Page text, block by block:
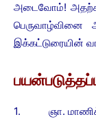
அடைவோம்!
இக்கட்டுரையின்
1. ஞா.